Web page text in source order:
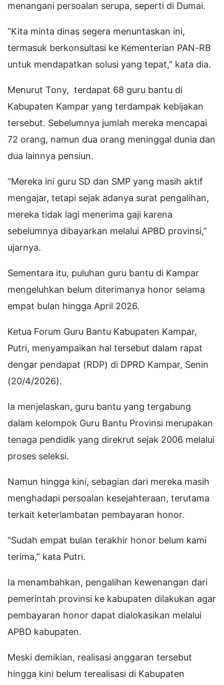
menangani persoalan serupa, seperti di Dumai.
“Kita minta dinas segera menuntaskan ini,
termasuk berkonsultasi ke Kementerian PAN-RB
untuk mendapatkan solusi yang tepat,” kata dia.
Menurut Tony, terdapat 68 guru bantu di
Kabupaten Kampar yang terdampak kebijakan
tersebut. Sebelumnya jumlah mereka mencapai
72 orang, namun dua orang meninggal dunia dan
dua lainnya pensiun.
“Mereka ini guru SD dan SMP yang masih aktif
mengajar, tetapi sejak adanya surat pengalihan,
mereka tidak lagi menerima gaji karena
sebelumnya dibayarkan melalui APBD provinsi,”
ujarnya.
Sementara itu, puluhan guru bantu di Kampar
mengeluhkan belum diterimanya honor selama
empat bulan hingga April 2026.
Ketua Forum Guru Bantu Kabupaten Kampar,
Putri, menyampaikan hal tersebut dalam rapat
dengar pendapat (RDP) di DPRD Kampar, Senin
(20/4/2026).
Ia menjelaskan, guru bantu yang tergabung
dalam kelompok Guru Bantu Provinsi merupakan
tenaga pendidik yang direkrut sejak 2006 melalui
proses seleksi.
Namun hingga kini, sebagian dari mereka masih
menghadapi persoalan kesejahteraan, terutama
terkait keterlambatan pembayaran honor.
“Sudah empat bulan terakhir honor belum kami
terima,” kata Putri.
Ia menambahkan, pengalihan kewenangan dari
pemerintah provinsi ke kabupaten dilakukan agar
pembayaran honor dapat dialokasikan melalui
APBD kabupaten.
Meski demikian, realisasi anggaran tersebut
hingga kini belum terealisasi di Kabupaten